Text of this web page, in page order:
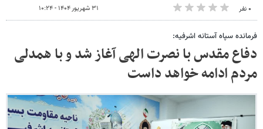
۰ نفر ۳۱ شهریور ۱۴۰۴ - ۱۰:۲۴
فرمانده سپاه آستانه اشرفیه:
دفاع مقدس با نصرت الهی آغاز شد و با همدلی
مردم ادامه خواهد داست